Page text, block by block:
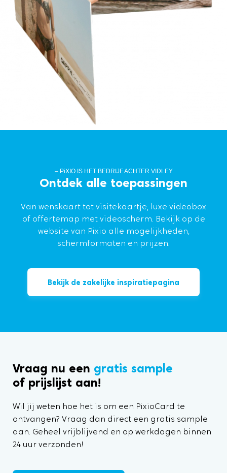
– PiXIO IS HET BEDRIJF ACHTER VIDLEY
Ontdek alle toepassingen
Van wenskaart tot visitekaartje, luxe videobox
of offertemap met videoscherm. Bekijk op de
website van Pixio alle mogelijkheden,
schermformaten en prijzen.
Bekijk de zakelijke inspiratiepagina
Vraag nu een gratis sample
of prijslijst aan!
Wil jij weten hoe het is om een PixioCard te
ontvangen? Vraag dan direct een gratis sample
aan. Geheel vrijblijvend en op werkdagen binnen
24 uur verzonden!